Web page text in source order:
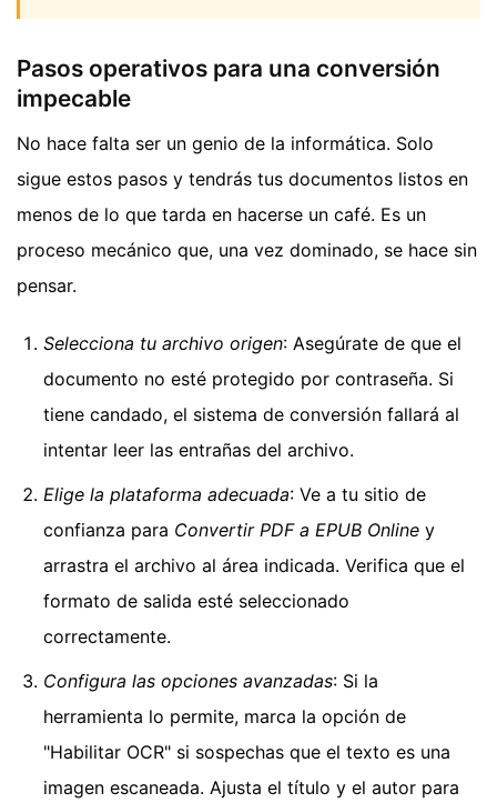
Pasos operativos para una conversión
impecable
No hace falta ser un genio de la informática. Solo
sigue estos pasos y tendrás tus documentos listos en
menos de lo que tarda en hacerse un café. Es un
proceso mecánico que, una vez dominado, se hace sin
pensar.
Selecciona tu archivo origen: Asegúrate de que el
documento no esté protegido por contraseña. Si
tiene candado, el sistema de conversión fallará al
intentar leer las entrañas del archivo.
Elige la plataforma adecuada: Ve a tu sitio de
confianza para Convertir PDF a EPUB Online y
arrastra el archivo al área indicada. Verifica que el
formato de salida esté seleccionado
correctamente.
Configura las opciones avanzadas: Si la
herramienta lo permite, marca la opción de
"Habilitar OCR" si sospechas que el texto es una
imagen escaneada. Ajusta el título y el autor para